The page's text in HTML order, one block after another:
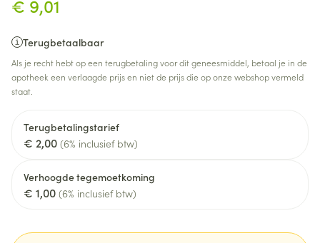
€ 9,01
Terugbetaalbaar
Als je recht hebt op een terugbetaling voor dit geneesmiddel, betaal je in de
apotheek een verlaagde prijs en niet de prijs die op onze webshop vermeld
staat.
Terugbetalingstarief
€ 2,00 (6% inclusief btw)
Verhoogde tegemoetkoming
€ 1,00 (6% inclusief btw)